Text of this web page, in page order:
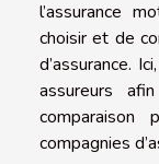
l’assurance
choisir et de
d’assurance.
assureurs
compagnies